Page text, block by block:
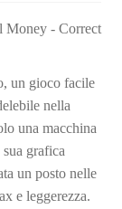
un gioco facile
nella
una macchina
grafica
un posto nelle
e leggerezza.